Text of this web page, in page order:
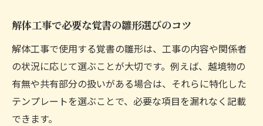
解体覚書雛形はどう選ぶべきか徹底指南
実務で使える解体覚書雛形の特徴を解説
解体工事に最適な覚書雛形の選び方とは
覚書雛形のカスタマイズ時に注意すべき点
建物解体同意書テンプレート活用のコツ
解体工事で必要な覚書の雛形選びのコツ
解体工事で使用する覚書の雛形は、工事の内容や関係者
の状況に応じて選ぶことが大切です。例えば、越境物の
有無や共有部分の扱いがある場合は、それらに特化した
テンプレートを選ぶことで、必要な項目を漏れなく記載
できます。